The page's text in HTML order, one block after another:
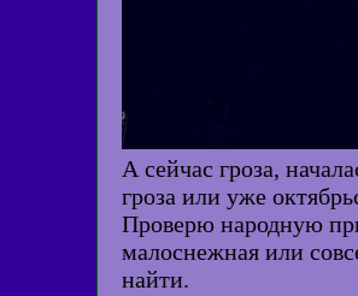
А сейчас гроза,
гроза или уже
Проверю народную
малоснежная или
найти.